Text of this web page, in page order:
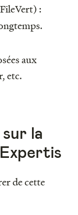
:
aux
etc.
la
de cette